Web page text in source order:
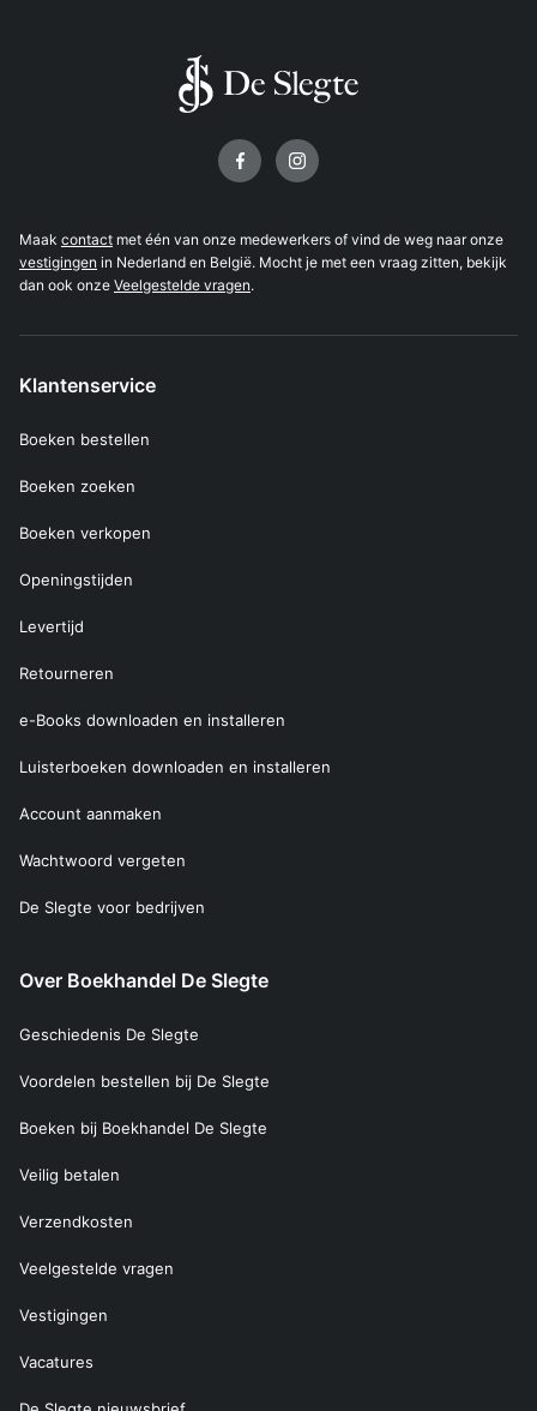
Maak contact met één van onze medewerkers of vind de weg naar onze
vestigingen in Nederland en België. Mocht je met een vraag zitten, bekijk
dan ook onze Veelgestelde vragen.
Klantenservice
Boeken bestellen
Boeken zoeken
Boeken verkopen
Openingstijden
Levertijd
Retourneren
e-Books downloaden en installeren
Luisterboeken downloaden en installeren
Account aanmaken
Wachtwoord vergeten
De Slegte voor bedrijven
Over Boekhandel De Slegte
Geschiedenis De Slegte
Voordelen bestellen bij De Slegte
Boeken bij Boekhandel De Slegte
Veilig betalen
Verzendkosten
Veelgestelde vragen
Vestigingen
Vacatures